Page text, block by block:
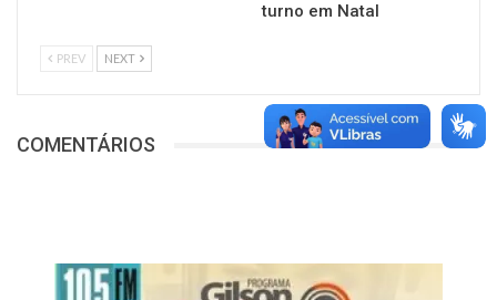
turno em Natal
PREV NEXT
COMENTÁRIOS